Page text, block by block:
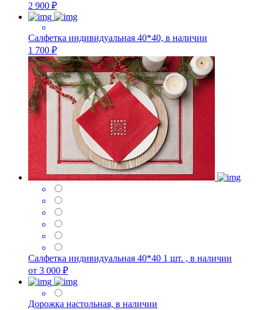
2 900 ₽
Салфетка индивидуальная 40*40, в наличии
1 700 ₽
Салфетка индивидуальная 40*40 1 шт. , в наличии
от 3 000 ₽
Дорожка настольная, в наличии